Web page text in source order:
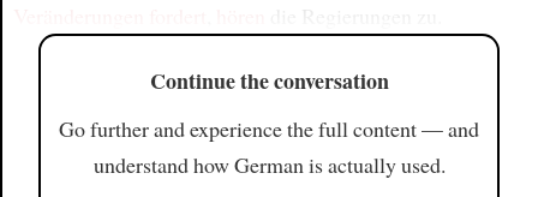
Continue the conversation
Go further and experience the full content — and
understand how German is actually used.